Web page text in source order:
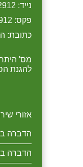
יקבל
טיפולנייד: 050-228-2912
פקס: 153-50-228-2912
כתובת:
להגנת
אזורי
הדברה
הדברה